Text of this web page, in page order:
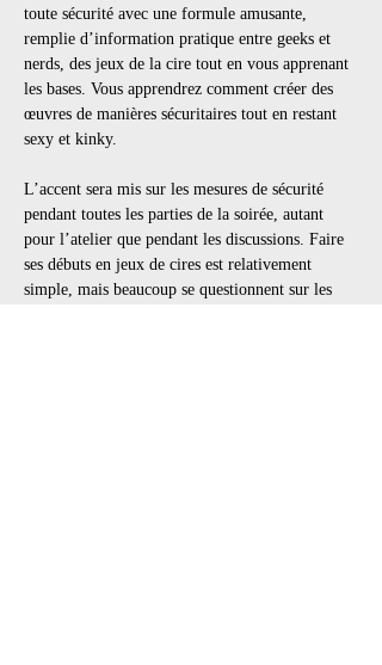
toute sécurité avec une formule amusante,
remplie d’information pratique entre geeks et
nerds, des jeux de la cire tout en vous apprenant
les bases. Vous apprendrez comment créer des
œuvres de manières sécuritaires tout en restant
sexy et kinky.
L’accent sera mis sur les mesures de sécurité
pendant toutes les parties de la soirée, autant
pour l’atelier que pendant les discussions. Faire
ses débuts en jeux de cires est relativement
simple, mais beaucoup se questionnent sur les